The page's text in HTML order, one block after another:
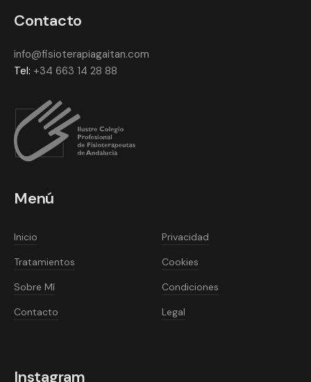
Contacto
info@fisioterapiagaitan.com
Tel: +34 663 14 28 88
Menú
Inicio
Tratamientos
Sobre Mí
Contacto
Privacidad
Cookies
Condiciones
Legal
Instagram